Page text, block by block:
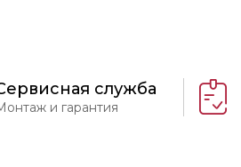
служба
и гарантия